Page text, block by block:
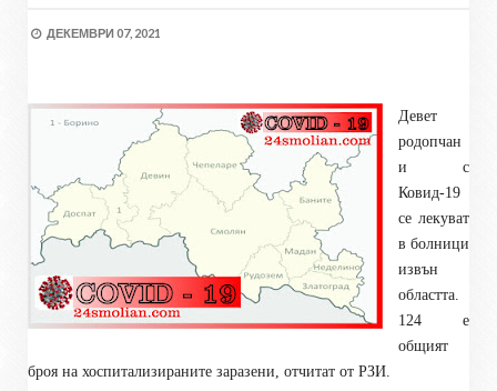
ДЕКЕМВРИ 07, 2021
Девет
родопчан
и с
Ковид-19
се лекуват
в болници
извън
областта.
124 е
общият
броя на хоспитализираните заразени, отчитат от РЗИ.